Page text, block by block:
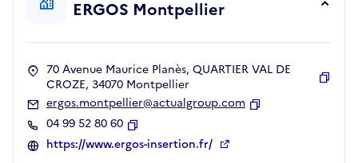
ERGOS Montpellier
70 Avenue Maurice Planès, QUARTIER VAL DE
CROZE, 34070 Montpellier
ergos.montpellier@actualgroup.com
04 99 52 80 60
Copier
https://www.ergos-insertion.fr/